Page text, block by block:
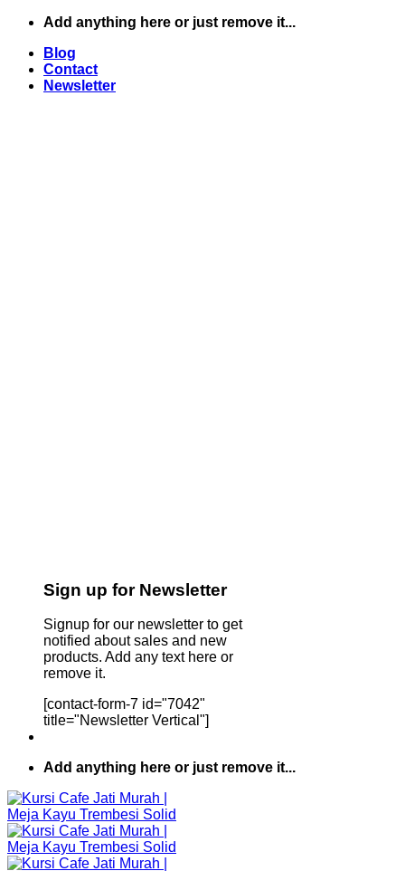
Skip
content
Add anything here or just remove it...
Blog
Contact
Newsletter
Sign up for Newsletter
Signup for our newsletter to get
notified about sales and new
products. Add any text here or
remove it.
[contact-form-7 id="7042"
title="Newsletter Vertical"]
Add anything here or just remove it...